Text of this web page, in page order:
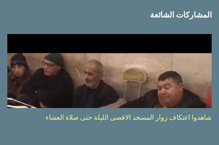
المشاركات الشائعة
شاهدوا اعتكاف زوار المسجد الاقصى الليلة حتى صلاة العشاء